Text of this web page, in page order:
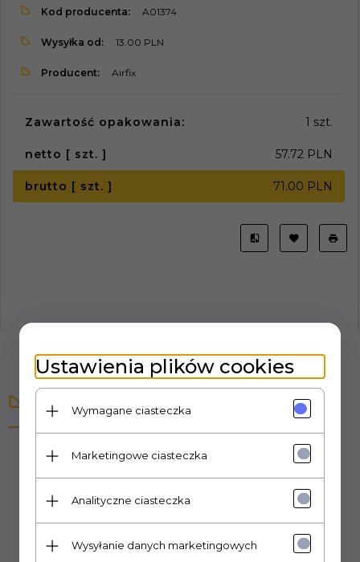
Kod producenta: A01374
Wysyłka od: 13.00 PLN
Producent: Airfix
Zawartość opakowania: 1 szt.
netto [ szt. ] 57.72 PLN
brutto [ szt. ] 71.00 PLN
Opis produktu
Zestaw zawiera jeden nie złożony i nie pomalowany
plastikowy model do sklejania. Zestaw nie zawiera farb,
pędzla oraz kleju.
Producent: Airfix
Ustawienia plików cookies
Wymagane ciasteczka
Marketingowe ciasteczka
Analityczne ciasteczka
Wysyłanie danych marketingowych